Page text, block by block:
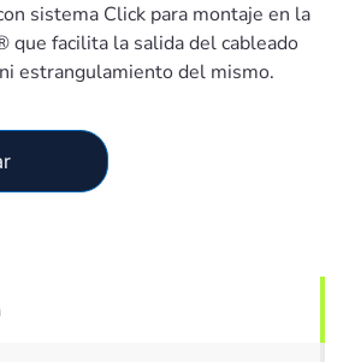
sistema Click para montaje en la
que facilita la salida del cableado
estrangulamiento del mismo.